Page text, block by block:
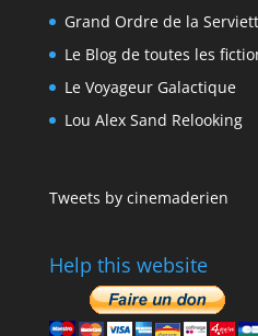
Grand Ordre de la
Le Blog de toutes les
Le Voyageur Galactique
Lou Alex Sand Relooking
Tweets by cinemaderien
Help this website